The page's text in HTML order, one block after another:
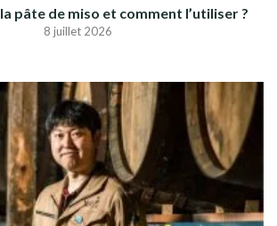
pâte de miso et comment l’utiliser ?
8 juillet 2026